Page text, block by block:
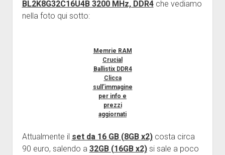
BL2K8G32C16U4B 3200 MHz, DDR4che vediamo
nella foto qui sotto:
Memrie RAM
Crucial
Ballistix DDR4
Clicca
sull’immagine
per info e
prezzi
aggiornati
Attualmente il set da 16 GB (8GB x2)costa circa
90 euro, salendo a 32GB (16GB x2)si sale a poco